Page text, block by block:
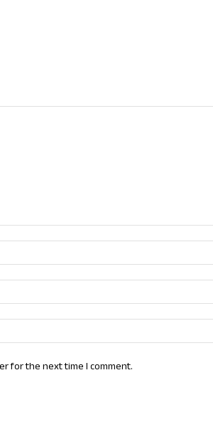
for the next time I comment.